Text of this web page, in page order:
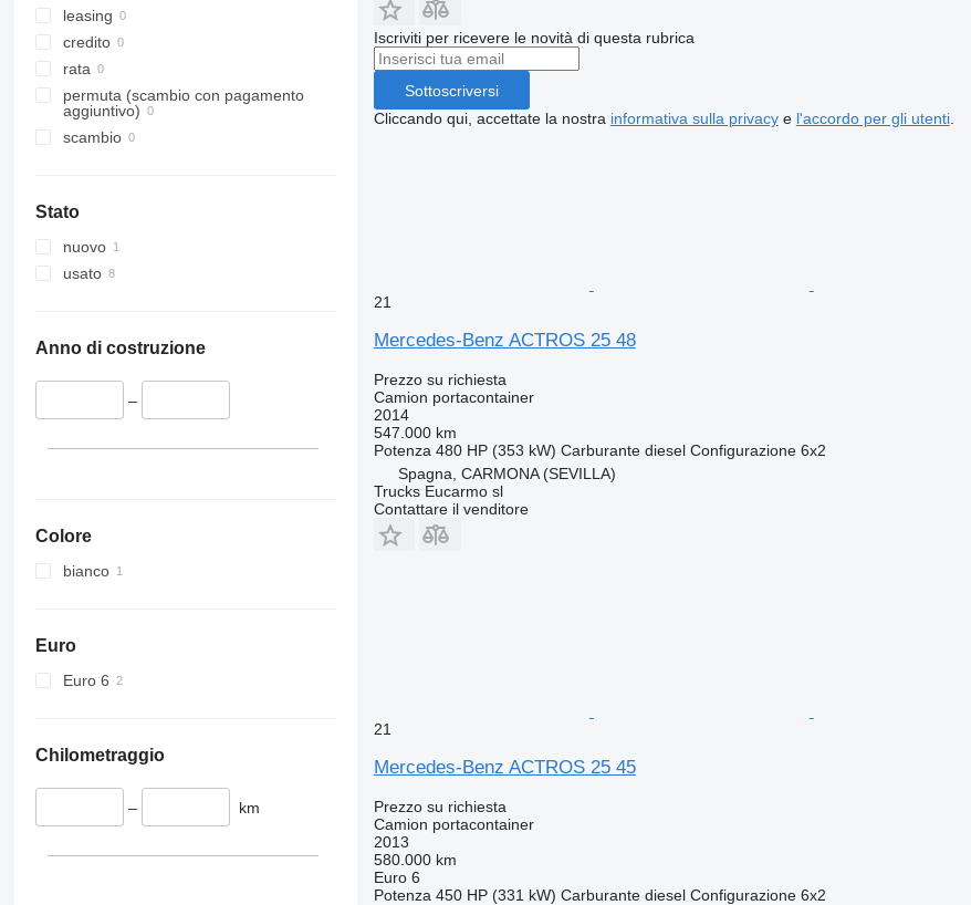
leasing
credito
rata
permuta (scambio con pagamento
aggiuntivo)
scambio
Stato
nuovo
usato
Anno di costruzione
–
Colore
bianco
Euro
Euro 6
Chilometraggio
– km
Iscriviti per ricevere le novità di questa rubrica
Sottoscriversi
Cliccando qui, accettate la nostra informativa sulla privacye l'accordo per gli utenti.
21
Mercedes-Benz ACTROS 25 48
Prezzo su richiesta
Camion portacontainer
2014
547.000 km
Potenza 480 HP (353 kW) Carburante diesel Configurazione 6x2
Spagna, CARMONA (SEVILLA)
Trucks Eucarmo sl
Contattare il venditore
21
Mercedes-Benz ACTROS 25 45
Prezzo su richiesta
Camion portacontainer
2013
580.000 km
Euro 6
Potenza 450 HP (331 kW) Carburante diesel Configurazione 6x2